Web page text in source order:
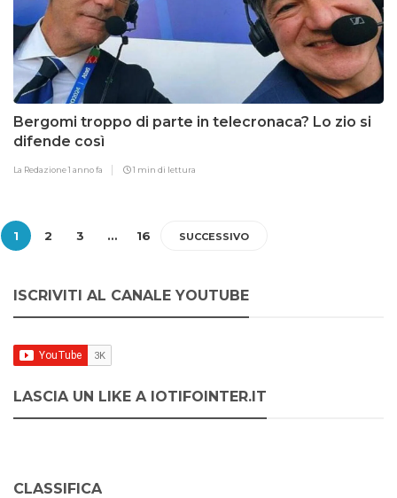
Bergomi troppo di parte in telecronaca? Lo zio si
difende così
La Redazione1 anno fa 1 min di lettura
1 2 3 … 16 SUCCESSIVO
ISCRIVITI AL CANALE YOUTUBE
LASCIA UN LIKE A IOTIFOINTER.IT
CLASSIFICA